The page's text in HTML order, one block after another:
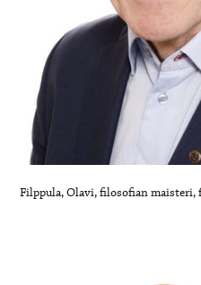
Filppula, Olavi, filosofian maisteri,